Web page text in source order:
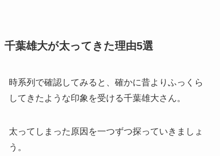
千葉雄大が太ってきた理由5選
時系列で確認してみると、確かに昔よりふっくら
してきたような印象を受ける千葉雄大さん。
太ってしまった原因を一つずつ探っていきましょ
う。